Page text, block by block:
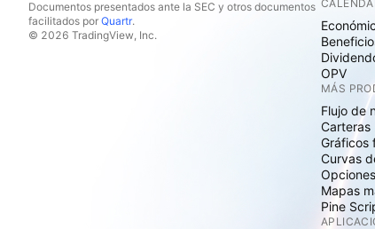
Documentos presentados ante la SEC y otros documentos
facilitados por Quartr.
© 2026 TradingView, Inc.
OPV
MÁS
Flujo de
Carteras
Gráficos
Curvas
Opciones
Mapas
Pine